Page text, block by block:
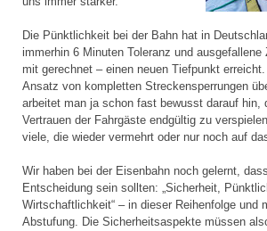
Die Pünktlichkeit bei der Bahn hat in
immerhin 6 Minuten Toleranz und
mit gerechnet – einen neuen Tiefpunkt
Ansatz von kompletten Streckensperrungen
arbeitet man ja schon fast bewusst darauf hin,
Vertrauen der Fahrgäste endgültig zu
viele, die wieder vermehrt oder nur noch auf
Wir haben bei der Eisenbahn noch gelernt,
Entscheidung sein sollten: „Sicherheit,
Wirtschaftlichkeit“ – in dieser Reihenfolge und
Abstufung. Die Sicherheitsaspekte müssen